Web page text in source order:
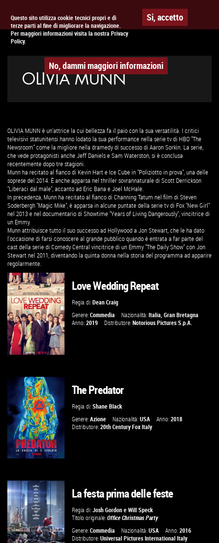
Questo sito utilizza cookie tecnici propri e di
terze parti al fine di migliorare la navigazione.
Per maggiori informazioni visita la nostra Privacy
Policy.
Si, accetto
No, dammi maggiori informazioni
APPUNTAMENTO AL CINEMA
OLIVIA MUNN
OLIVIA MUNN è un'attrice la cui bellezza fa il paio con la sua versatilità. I critici
televisivi statunitensi hanno lodato la sua performance nella serie tv di HBO "The
Newsroom" come la migliore nella dramedy di successo di Aaron Sorkin. La serie,
che vede protagonisti anche Jeff Daniels e Sam Waterston, si è conclusa
recentemente dopo tre stagioni.
Munn ha recitato al fianco di Kevin Hart e Ice Cube in "Poliziotto in prova", una delle
soprese del 2014. È anche apparsa nel thriller sovrannaturale di Scott Derrickson
"Liberaci dal male", accanto ad Eric Bana e Joel McHale.
In precedenza, Munn ha recitato al fianco di Channing Tatum nel film di Steven
Soderbergh "Magic Mike", è apparsa in alcune puntate della serie tv di Fox "New Girl"
nel 2013 e nel documentario di Showtime "Years of Living Dangerously", vincitrice di
un Emmy.
Munn attribuisce tutto il suo successo ad Hollywood a Jon Stewart, che le ha dato
l'occasione di farsi conoscere al grande pubblico quando è entrata a far parte del
cast della serie di Comedy Central vincitrice di un Emmy "The Daily Show" con Jon
Stewart nel 2011, diventando la quinta donna nella storia del programma ad apparire
regolarmente.
VAI ALLA SCHEDA
Love Wedding Repeat
Regia di:Dean Craig
Genere:Commedia Nazionalità:Italia,Gran Bretagna
Anno:2019 Distributore:Notorious Pictures S.p.A.
GUARDA IL TRAILER
VAI ALLA SCHEDA
The Predator
Regia di:Shane Black
Genere:Azione Nazionalità:USA Anno:2018
Distributore:20th Century Fox Italy
La festa prima delle feste
Regia di:Josh Gordon eWill Speck
Titolo originale:Office Christmas Party
Genere:Commedia Nazionalità:USA Anno:2016
Distributore:Universal Pictures International Italy